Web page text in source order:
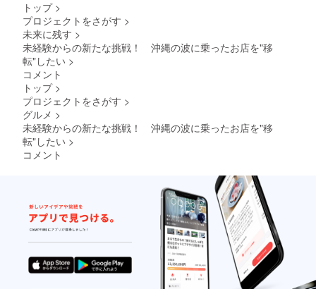
トップ >
プロジェクトをさがす >
未来に残す >
未経験からの新たな挑戦！ 沖縄の波に乗ったお店を"移
転"したい >
コメント
トップ >
プロジェクトをさがす >
グルメ >
未経験からの新たな挑戦！ 沖縄の波に乗ったお店を"移
転"したい >
コメント